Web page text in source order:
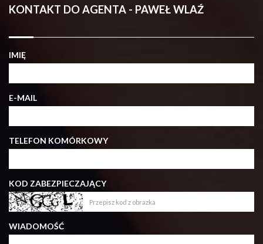
KONTAKT DO AGENTA - PAWEŁ WLAŹ
IMIĘ
E-MAIL
TELEFON KOMÓRKOWY
KOD ZABEZPIECZAJĄCY
WIADOMOŚĆ